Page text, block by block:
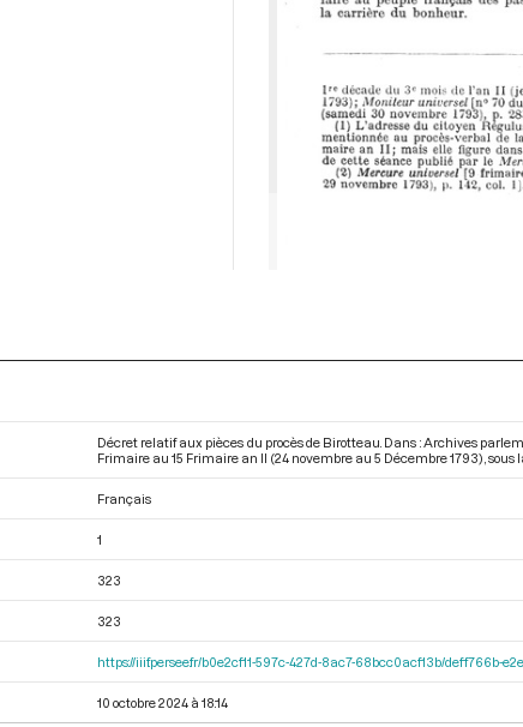
Décret relatif aux pièces du procès de Birotteau. Dans : Archives
Frimaire au 15 Frimaire an II (24 novembre au 5 Décembre 1793) , sous
Français
1
323
323
https://iiif.persee.fr/b0e2cf11-597c-427d-8ac7-68bcc0acf13b/deff766b-
10 octobre 2024 à 18:14